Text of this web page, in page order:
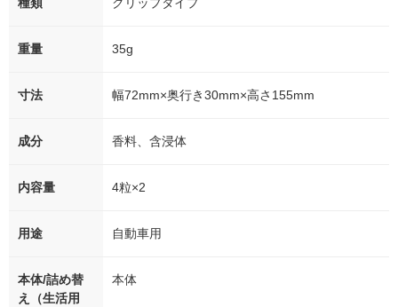
種類 クリップタイプ
重量 35g
寸法 幅72mm×奥行き30mm×高さ155mm
成分 香料、含浸体
内容量 4粒×2
用途 自動車用
本体/詰め替
え（生活用
本体